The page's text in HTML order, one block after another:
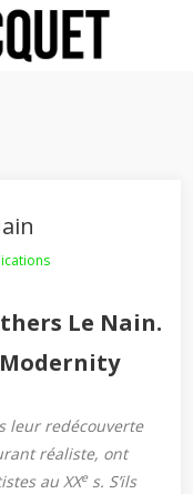
Le Nain.
leur redécouverte
réaliste, ont
au XXes. S’ils